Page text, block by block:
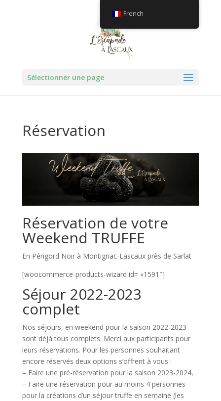
Sélectionner une page
Réservation
Réservation de votre
Weekend TRUFFE
En Périgord Noir à Montignac-Lascaux près de Sarlat
[woocommerce-products-wizard id= »1591″]
Séjour 2022-2023
complet
Nos séjours, en weekend pour la saison 2022-2023
sont déjà tous complets. Merci aux participants pour
leurs réservations. Pour les personnes souhaitant
encore réservés deux options s’offrent à vous :
– Faire une pré-réservation pour la saison 2023-2024,
– Faire une réservation pour au moins 4 personnes
pour la créations d’un séjour truffe en semaine (les
French